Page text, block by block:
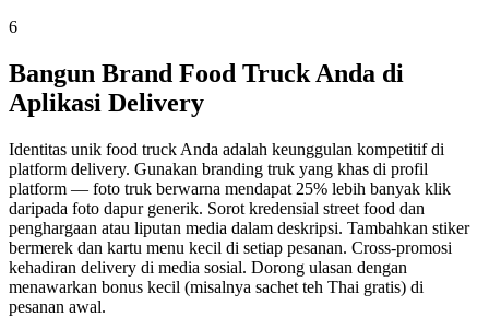
6
Bangun Brand Food Truck Anda di
Aplikasi Delivery
Identitas unik food truck Anda adalah keunggulan kompetitif di
platform delivery. Gunakan branding truk yang khas di profil
platform — foto truk berwarna mendapat 25% lebih banyak klik
daripada foto dapur generik. Sorot kredensial street food dan
penghargaan atau liputan media dalam deskripsi. Tambahkan stiker
bermerek dan kartu menu kecil di setiap pesanan. Cross-promosi
kehadiran delivery di media sosial. Dorong ulasan dengan
menawarkan bonus kecil (misalnya sachet teh Thai gratis) di
pesanan awal.